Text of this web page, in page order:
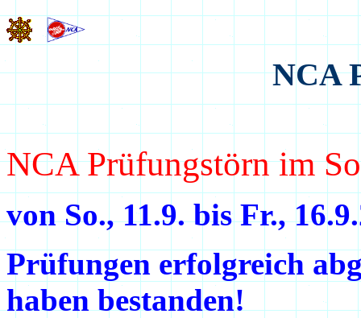
NCA
NCA Prüfungstörn im
von So., 11.9. bis Fr.,
Prüfungen erfolgreich
haben bestanden!